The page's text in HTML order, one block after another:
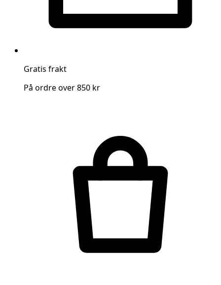
Gratis frakt
På ordre over 850 kr